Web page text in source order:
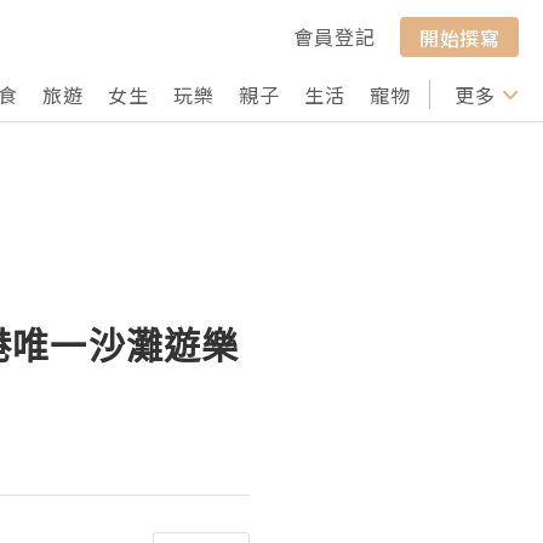
會員登記
開始撰寫
旅遊 女生 玩樂 親子 生活 寵物 行山 打卡
更多
一沙灘遊樂